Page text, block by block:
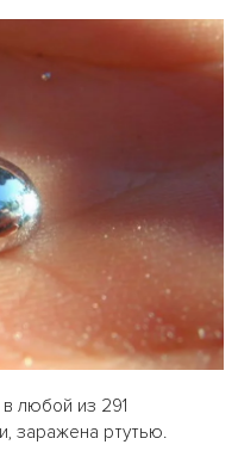
любой из 291
заражена ртутью.